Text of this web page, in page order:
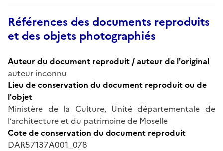
Références des documents reproduits
et des objets photographiés
Auteur du document reproduit / auteur de l'original
auteur inconnu
Lieu de conservation du document reproduit ou de
l'objet
Ministère de la Culture, Unité départementale de
l’architecture et du patrimoine de Moselle
Cote de conservation du document reproduit
DAR57137A001_078